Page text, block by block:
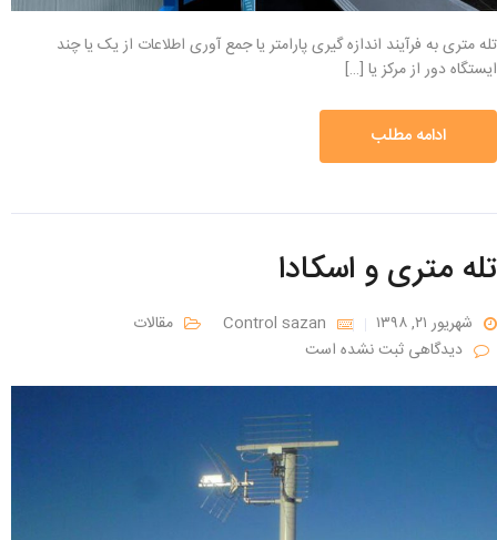
تله متری به فرآیند اندازه گیری پارامتر یا جمع آوری اطلاعات از یک یا چند
ایستگاه دور از مرکز یا […]
ادامه مطلب
تله متری و اسکادا
شهریور ۲۱, ۱۳۹۸ Control sazan
مقالات
دیدگاهی ثبت نشده است